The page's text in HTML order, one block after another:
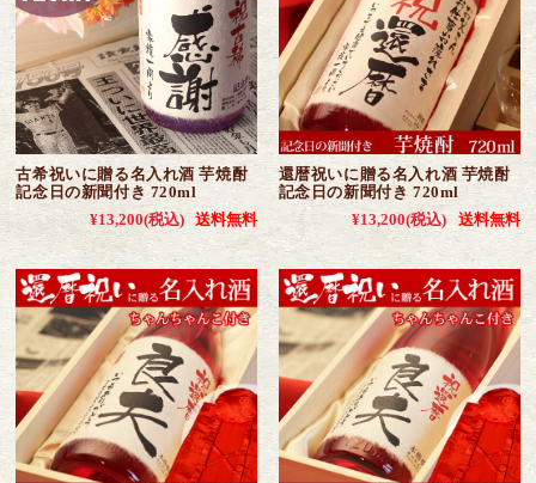
古希祝いに贈る名入れ酒 芋焼酎
記念日の新聞付き 720ml
¥13,200(税込) 送料無料
還暦祝いに贈る名入れ酒 芋焼酎
記念日の新聞付き 720ml
¥13,200(税込) 送料無料